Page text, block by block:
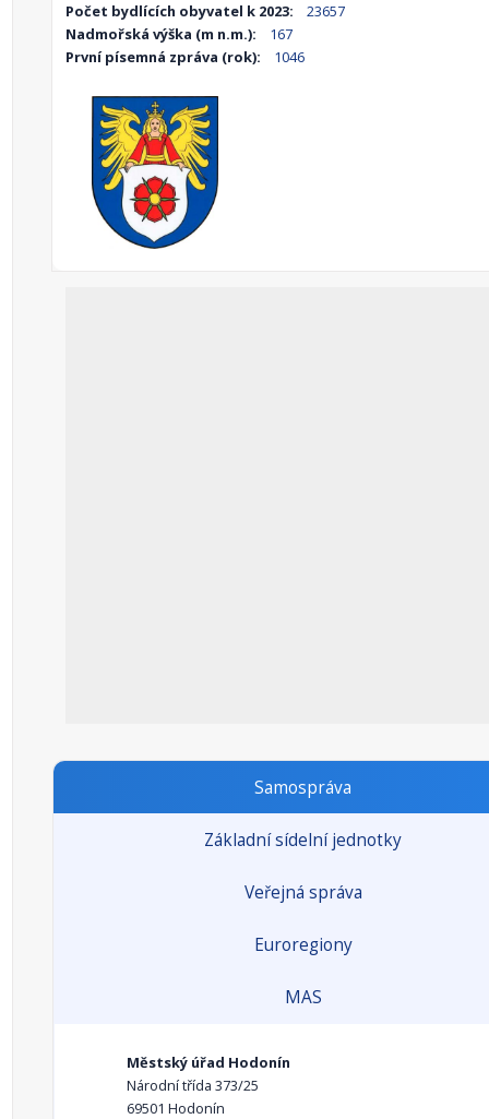
Počet bydlících obyvatel k 2023:
23657
Nadmořská výška (m n.m.):
167
První písemná zpráva (rok):
1046
Samospráva
Základní sídelní jednotky
Veřejná správa
Euroregiony
MAS
Městský úřad Hodonín
Národní třída 373/25
69501 Hodonín